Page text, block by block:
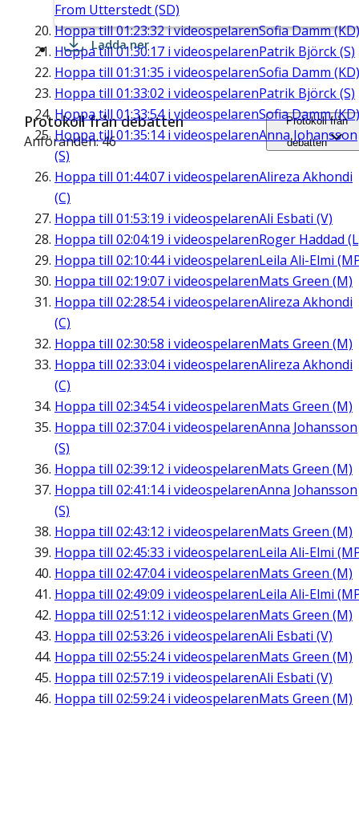
From Utterstedt (SD)
Hoppa till01:23:32i videospelarenSofia Damm (KD)
Hoppa till01:30:17 i videospelarenPatrik Björck (S)
Hoppa till 01:31:35 i videospelarenSofia Damm (KD)
Hoppa till 01:33:02 i videospelarenPatrik Björck (S)
Hoppa till 01:33:54i videospelarenSofia Damm (KD)
Hoppa till01:35:14i videospelarenAnna Johansson
(S)
Hoppa till 01:44:07 i videospelarenAlireza Akhondi
(C)
Hoppa till 01:53:19 i videospelarenAli Esbati (V)
Hoppa till 02:04:19 i videospelarenRoger Haddad
Hoppa till 02:10:44i videospelarenLeila Ali-Elmi
Hoppa till 02:19:07 i videospelarenMats Green (M)
Hoppa till 02:28:54i videospelarenAlireza Akhondi
(C)
Hoppa till 02:30:58 i videospelarenMats Green (M)
Hoppa till 02:33:04i videospelarenAlireza Akhondi
(C)
Hoppa till 02:34:54i videospelarenMats Green (M)
Hoppa till 02:37:04i videospelarenAnna Johansson
(S)
Hoppa till 02:39:12 i videospelarenMats Green (M)
Hoppa till 02:41:14i videospelarenAnna Johansson
(S)
Hoppa till 02:43:12 i videospelarenMats Green (M)
Hoppa till 02:45:33 i videospelarenLeila Ali-Elmi
Hoppa till 02:47:04i videospelarenMats Green (M)
Hoppa till 02:49:09 i videospelarenLeila Ali-Elmi
Hoppa till 02:51:12 i videospelarenMats Green (M)
Hoppa till 02:53:26 i videospelarenAli Esbati (V)
Hoppa till 02:55:24i videospelarenMats Green (M)
Hoppa till 02:57:19 i videospelarenAli Esbati (V)
Hoppa till 02:59:24i videospelarenMats Green (M)
Ladda ner
Protokoll från debatten
Anföranden: 46
Protokoll från
debatten